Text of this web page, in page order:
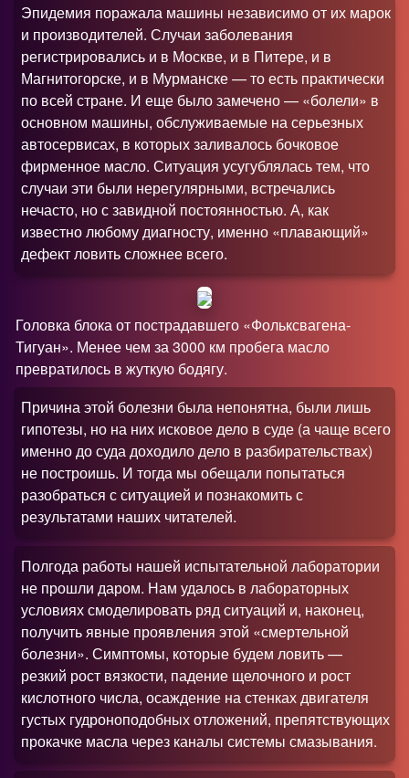
Эпидемия поражала машины независимо от их марок
и производителей. Случаи заболевания
регистрировались и в Москве, и в Питере, и в
Магнитогорске, и в Мурманске — то есть практически
по всей стране. И еще было замечено — «болели» в
основном машины, обслуживаемые на серьезных
автосервисах, в которых заливалось бочковое
фирменное масло. Ситуация усугублялась тем, что
случаи эти были нерегулярными, встречались
нечасто, но с завидной постоянностью. А, как
известно любому диагносту, именно «плавающий»
дефект ловить сложнее всего.
Головка блока от пострадавшего «Фольксвагена-
Тигуан». Менее чем за 3000 км пробега масло
превратилось в жуткую бодягу.
Причина этой болезни была непонятна, были лишь
гипотезы, но на них исковое дело в суде (а чаще всего
именно до суда доходило дело в разбирательствах)
не построишь. И тогда мы обещали попытаться
разобраться с ситуацией и познакомить с
результатами наших читателей.
Полгода работы нашей испытательной лаборатории
не прошли даром. Нам удалось в лабораторных
условиях смоделировать ряд ситуаций и, наконец,
получить явные проявления этой «смертельной
болезни». Симптомы, которые будем ловить —
резкий рост вязкости, падение щелочного и рост
кислотного числа, осаждение на стенках двигателя
густых гудроноподобных отложений, препятствующих
прокачке масла через каналы системы смазывания.